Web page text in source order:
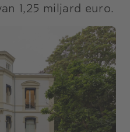
1,25 miljard euro.